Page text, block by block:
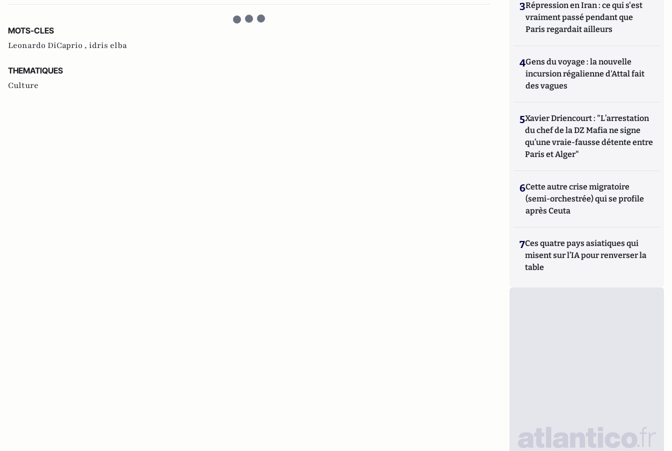
MOTS-CLES
Leonardo DiCaprio , idris elba
THEMATIQUES
Culture
3Répression en Iran : ce qui s'est
vraiment passé pendant que
Paris regardait ailleurs
4Gens du voyage : la nouvelle
incursion régalienne d'Attal fait
des vagues
5Xavier Driencourt : "L’arrestation
du chef de la DZ Mafia ne signe
qu’une vraie-fausse détente entre
Paris et Alger"
6Cette autre crise migratoire
(semi-orchestrée) qui se profile
après Ceuta
7Ces quatre pays asiatiques qui
misent sur l’IA pour renverser la
table